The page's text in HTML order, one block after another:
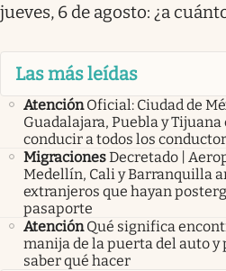
jueves, 6 de agosto: ¿a
Las más leídas
Atención Oficial: Ciudad de
Guadalajara, Puebla y
conducir a todos los
MigracionesDecretado |
Medellín, Cali y Barranquilla
extranjeros que hayan
pasaporte
Atención Qué significa
manija de la puerta del auto
saber qué hacer